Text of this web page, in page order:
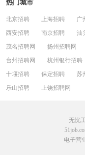
热门城市
北京招聘 上海招聘 广
西安招聘
南京招聘 汕
茂名招聘网
扬州招聘网
台州招聘网
杭州银行招聘
十堰招聘
保定招聘 苏
乐山招聘
上饶招聘网
无忧
电子营